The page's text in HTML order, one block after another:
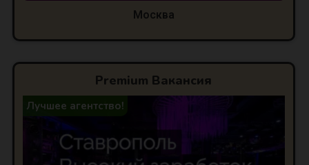
Москва
Premium Вакансия
Лучшее агентство!